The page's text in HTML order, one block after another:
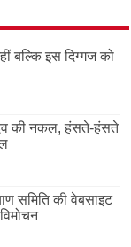
बल्कि इस दिग्गज को
की नकल, हंसते-हंसते
समिति की वेबसाइट